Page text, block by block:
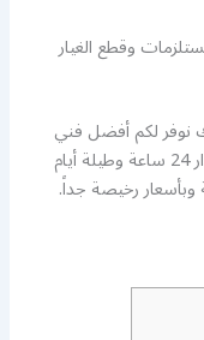
وقطع الغيار
نوفر لكم أفضل فني
المنيوم شتر باكستاني الصليبية يعمل على مدار 24 ساعة وطيلة أيام
وبأسعار رخيصة جداً.